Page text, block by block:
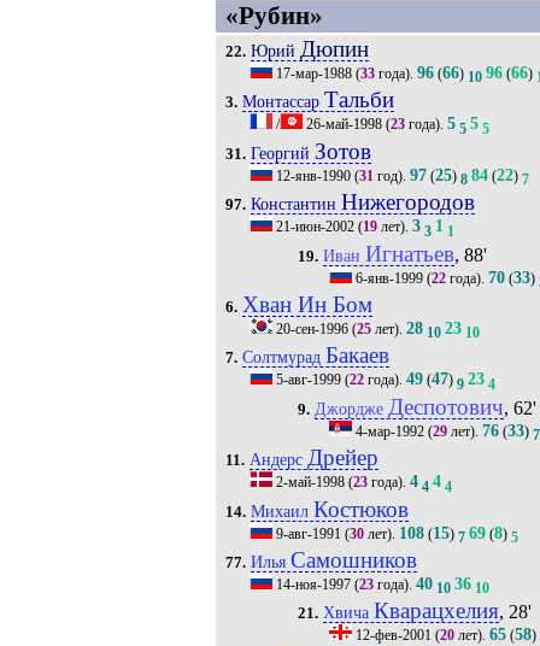
«Рубин»
22. Юрий Дюпин
17-мар-1988(33года). 96(66) 10 96(66)
3. Монтассар Тальби
/ 26-май-1998(23года). 5 5 5 5
31. Георгий Зотов
12-янв-1990(31 год). 97(25) 8 84(22) 7
97. Константин Нижегородов
21-июн-2002(19лет). 3 3 1 1
19. Иван Игнатьев, 88'
6-янв-1999 (22 года).70 (33)
6. Хван Ин Бом
20-сен-1996(25лет). 28 10 23 10
7. Солтмурад Бакаев
5-авг-1999(22года). 49(47) 9 23 4
9. Джордже Деспотович, 62'
4-мар-1992 (29 лет).76 (33) 7
11. Андерс Дрейер
2-май-1998(23года). 4 4 4 4
14. Михаил Костюков
9-авг-1991 (30лет). 108(15) 7 69(8) 5
77. Илья Самошников
14-ноя-1997(23года). 40 10 36 10
21. Хвича Кварацхелия, 28'
12-фев-2001 (20 лет).65 (58)